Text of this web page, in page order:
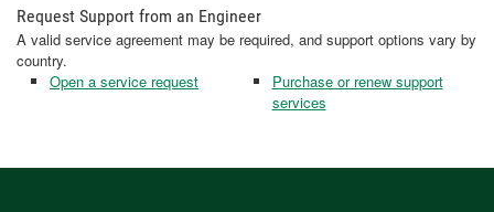
Request Support from an Engineer
A valid service agreement may be required, and support options vary by
country.
Open a service request
Purchase or renew support
services